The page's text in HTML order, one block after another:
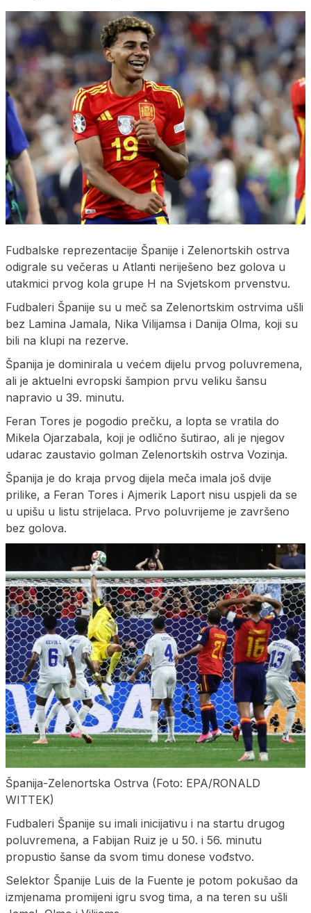
Fudbalske reprezentacije Španije i Zelenortskih ostrva
odigrale su večeras u Atlanti neriješeno bez golova u
utakmici prvog kola grupe H na Svjetskom prvenstvu.
Fudbaleri Španije su u meč sa Zelenortskim ostrvima ušli
bez Lamina Јamala, Nika Vilijamsa i Danija Olma, koji su
bili na klupi na rezerve.
Španija je dominirala u većem dijelu prvog poluvremena,
ali je aktuelni evropski šampion prvu veliku šansu
napravio u 39. minutu.
Feran Tores je pogodio prečku, a lopta se vratila do
Mikela Ojarzabala, koji je odlično šutirao, ali je njegov
udarac zaustavio golman Zelenortskih ostrva Vozinja.
Španija je do kraja prvog dijela meča imala još dvije
prilike, a Feran Tores i Ajmerik Laport nisu uspjeli da se
u upišu u listu strijelaca. Prvo poluvrijeme je završeno
bez golova.
Španija-Zelenortska Ostrva (Foto: EPA/RONALD
WITTEK)
Fudbaleri Španije su imali inicijativu i na startu drugog
poluvremena, a Fabijan Ruiz je u 50. i 56. minutu
propustio šanse da svom timu donese vođstvo.
Selektor Španije Luis de la Fuente je potom pokušao da
izmjenama promijeni igru svog tima, a na teren su ušli